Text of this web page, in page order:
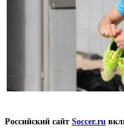
Российский сайт Soccer.ru